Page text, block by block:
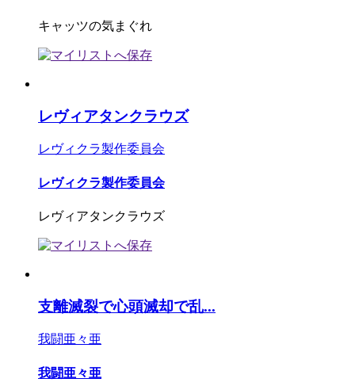
キャッツの気まぐれ
レヴィアタンクラウズ
レヴィクラ製作委員会
レヴィクラ製作委員会
レヴィアタンクラウズ
支離滅裂で心頭滅却で乱...
我闘亜々亜
我闘亜々亜